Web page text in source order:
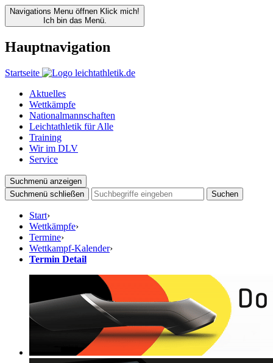
Navigations Menu öffnen Klick mich!
Ich bin das Menü.
Hauptnavigation
Startseite
Aktuelles
Wettkämpfe
Nationalmannschaften
Leichtathletik für Alle
Training
Wir im DLV
Service
Suchmenü anzeigen
Suchmenü schließen
Suchen
Start›
Wettkämpfe›
Termine›
Wettkampf-Kalender›
Termin Detail